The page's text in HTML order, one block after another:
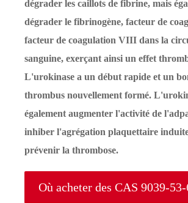
dégrader les caillots de fibrine, mais
dégrader le fibrinogène, facteur de
facteur de coagulation VIII dans la
sanguine, exerçant ainsi un effet
L'urokinase a un début rapide et un
thrombus nouvellement formé.
également augmenter l'activité de
inhiber l'agrégation plaquettaire
prévenir la thrombose.
Où acheter des CAS 9039-